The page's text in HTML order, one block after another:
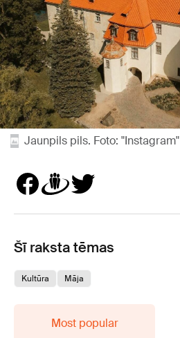
Jaunpils pils. Foto: "Instagram"
Šī raksta tēmas
Kultūra Māja
Most popular